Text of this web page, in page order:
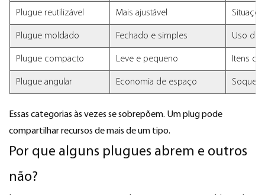
Plugue reutilizável Mais ajustável
Plugue moldado Fechado e simples Uso
Plugue compacto Leve e pequeno Itens
Plugue angular Economia de espaço
Essas categorias às vezes se sobrepõem. Um plug pode
compartilhar recursos de mais de um tipo.
Por que alguns plugues abrem e outros
não?